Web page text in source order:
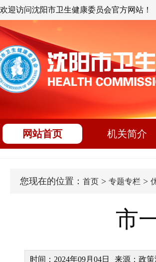
欢迎访问沈阳市卫生健康委员会官方网站！
网站首页 机关简介
您现在的位置： 首页 > 专题专栏 >
市
时间：2024年09月04日 来源：政策